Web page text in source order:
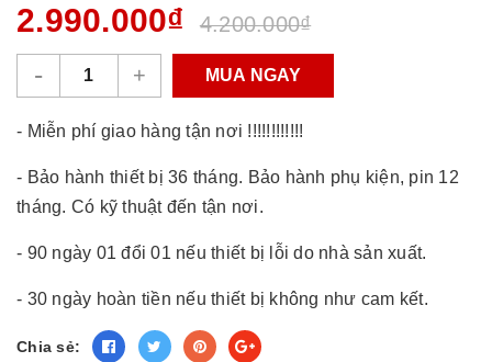
2.990.000₫ 4.200.000₫
- + MUA NGAY
- Miễn phí giao hàng tận nơi !!!!!!!!!!!!
- Bảo hành thiết bị 36 tháng. Bảo hành phụ kiện, pin 12
tháng. Có kỹ thuật đến tận nơi.
- 90 ngày 01 đổi 01 nếu thiết bị lỗi do nhà sản xuất.
- 30 ngày hoàn tiền nếu thiết bị không như cam kết.
Chia sẻ: